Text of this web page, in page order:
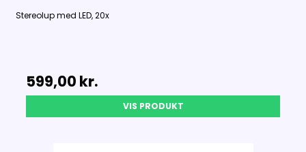
Stereolup med LED, 20x
599,00 kr.
VIS PRODUKT